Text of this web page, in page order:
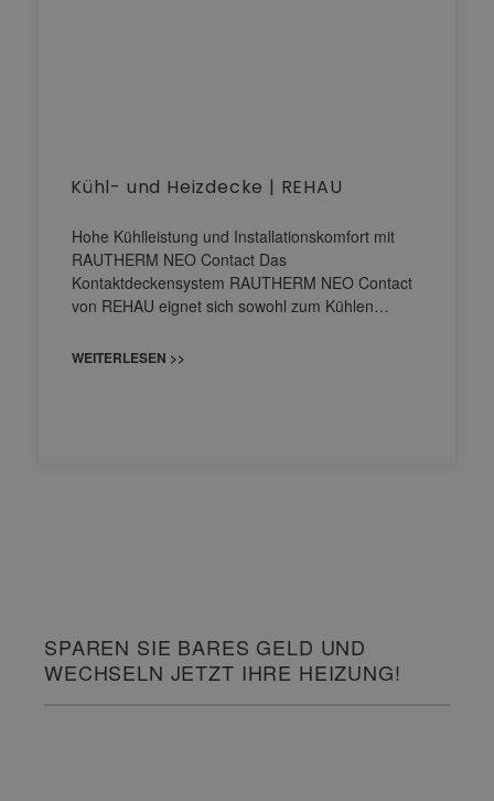
Kühl- und Heizdecke | REHAU
Hohe Kühlleistung und Installationskomfort mit
RAUTHERM NEO Contact Das
Kontaktdeckensystem RAUTHERM NEO Contact
von REHAU eignet sich sowohl zum Kühlen…
WEITERLESEN >>
SPAREN SIE BARES GELD UND
WECHSELN JETZT IHRE HEIZUNG!